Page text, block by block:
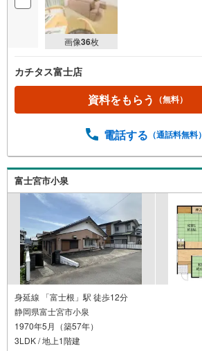
画像36枚
カチタス富士店
資料をもらう （無料）
電話する （通話料無料）
富士宮市小泉
身延線 「富士根」駅 徒歩12分
静岡県富士宮市小泉
1970年5月（築57年）
3LDK / 地上1階建